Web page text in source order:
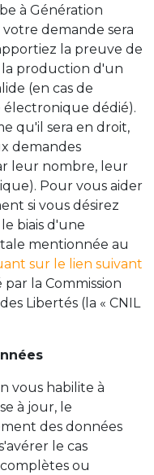
à Génération
demande sera
la preuve de
production d'un
(en cas de
dédié).
qu'il sera en droit,
demandes
leur nombre, leur
Pour vous aider
si vous désirez
biais d'une
mentionnée au
sur le lien suivant
la Commission
Libertés (la « CNIL
vous habilite à
à jour, le
des données
le cas
ou